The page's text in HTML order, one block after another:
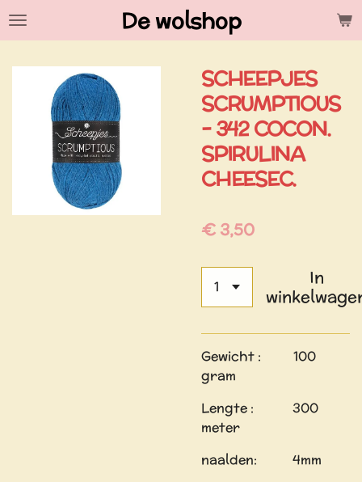
Ga
hoofdinhoud
De wolshop
SCHEEPJES
SCRUMPTIOUS
- 342 COCON.
SPIRULINA
CHEESEC.
€ 3,50
In
Gewicht : 100
gram
Lengte : 300
meter
naalden: 4mm